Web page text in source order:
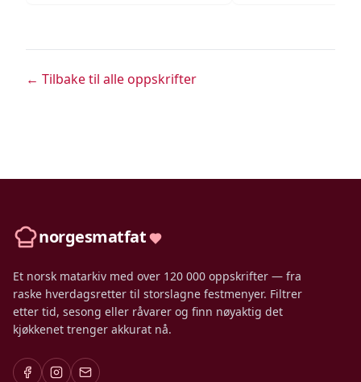
← Tilbake til alle oppskrifter
norgesmatfat
Et norsk matarkiv med over 120 000 oppskrifter — fra
raske hverdagsretter til storslagne festmenyer. Filtrer
etter tid, sesong eller råvarer og finn nøyaktig det
kjøkkenet trenger akkurat nå.